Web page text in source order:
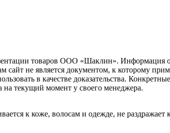
товаров ООО «Шаклин». Информация о
сайт не является документом, к которому
в качестве доказательства.
на текущий момент у своего менеджера.
к коже, волосам и одежде, не раздражает